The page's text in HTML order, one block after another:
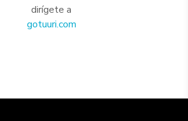
dirígete a
gotuuri.com